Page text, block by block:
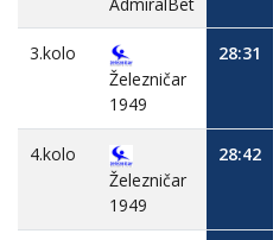
3.kolo
Železničar
1949
28:31
4.kolo
Železničar
1949
28:42